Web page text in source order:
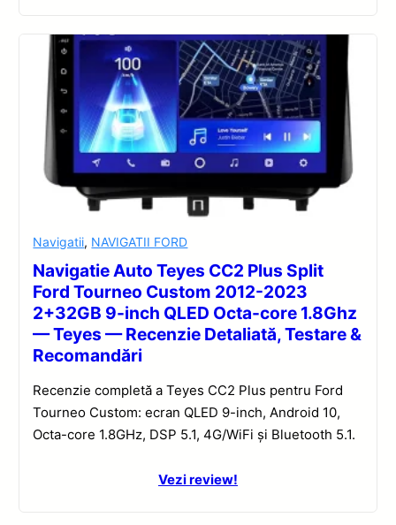
Navigatii, NAVIGATII FORD
Navigatie Auto Teyes CC2 Plus Split
Ford Tourneo Custom 2012-2023
2+32GB 9-inch QLED Octa-core 1.8Ghz
— Teyes — Recenzie Detaliată, Testare &
Recomandări
Recenzie completă a Teyes CC2 Plus pentru Ford
Tourneo Custom: ecran QLED 9-inch, Android 10,
Octa-core 1.8GHz, DSP 5.1, 4G/WiFi și Bluetooth 5.1.
Vezi review!